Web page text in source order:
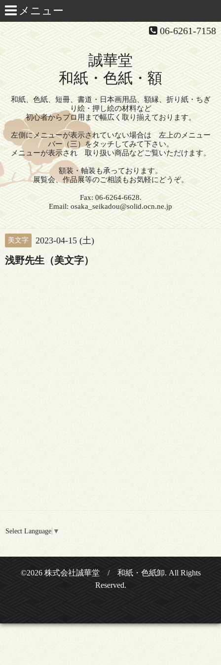
06-6261-7158
誠華堂
和紙・色紙・額
和紙、色紙、短冊、書道・日本画用品、額縁、折り紙・ちぎ
り絵・押し絵の材料など
初心者からプロ用まで幅広く取り揃えております。
左側にメニューが表示されていない場合は 左上のメニュー
バー（三）をタッチしてみて下さい。
メニューが表示され 取り扱い商品などご覧いただけます。
額装・軸装も承っております。
展覧会、作品展等のご相談もお気軽にどうぞ。
Fax: 06-6264-6628.
Email: osaka_seikadou@solid.ocn.ne.jp
美文字 2023-04-15 (土)
浅野先生（美文字）
Select Language ▼
©2026 株式会社誠華堂 / 和紙・色紙卸. All Rights
Reserved.